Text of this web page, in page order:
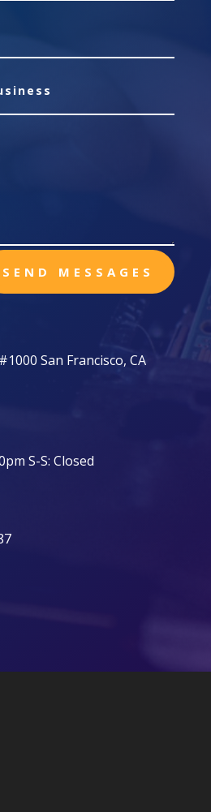
SEND MESSAGES
San Francisco, CA
S-S: Closed